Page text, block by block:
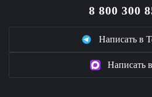
8 800 300
Написать в
Написать